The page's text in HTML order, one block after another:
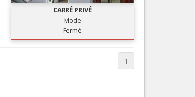
CARRÉ PRIVÉ
Mode
Fermé
1